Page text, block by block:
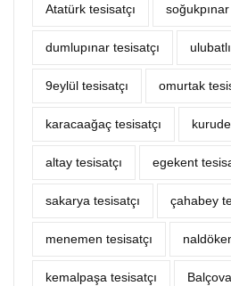
Atatürk tesisatçı
dumlupınar tesisatçı
9eylül tesisatçı omurtak
karacaağaç tesisatçı
altay tesisatçı egekent
sakarya tesisatçı çahabey
menemen tesisatçı
kemalpaşa tesisatçı